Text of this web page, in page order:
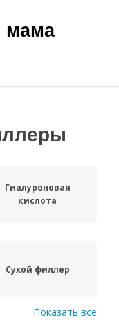
мама
Гиалуроновая
кислота
Сухой филлер
Показать все